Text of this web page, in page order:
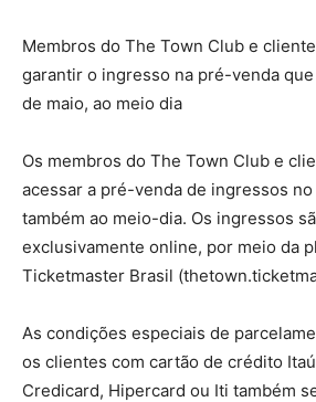
Membros do The Town Club e
garantir o ingresso na pré-venda
de maio, ao meio dia
Os membros do The Town Club e
acessar a pré-venda de ingressos
também ao meio-dia. Os ingressos
exclusivamente online, por meio da
Ticketmaster Brasil
As condições especiais de
os clientes com cartão de crédito
Credicard, Hipercard ou Iti também